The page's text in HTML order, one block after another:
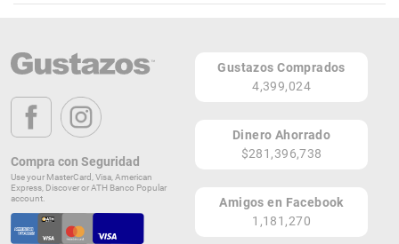
Página Web
1150 Ave. Américo Miranda
San Juan 00921
PR
Lugares de Redención
¡Ver todos en el Mapa!
1150 Ave. Américo Miranda
Compra con Seguridad
Use your MasterCard, Visa, American
Express, Discover or ATH Banco Popular
account.
Gustazos Comprados
4,399,024
Dinero Ahorrado
$281,396,738
Amigos en Facebook
1,181,270